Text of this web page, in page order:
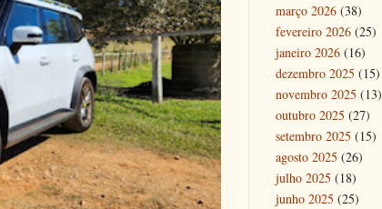
março 2026 (38)
fevereiro 2026 (25)
janeiro 2026 (16)
dezembro 2025 (15)
novembro 2025 (13)
outubro 2025 (27)
setembro 2025 (15)
agosto 2025 (26)
julho 2025 (18)
junho 2025 (25)